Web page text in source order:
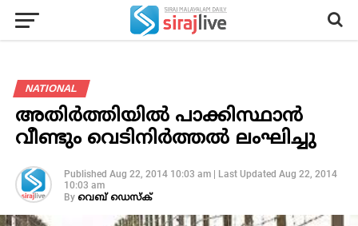
NATIONAL
അതിര്‍ത്തിയില്‍ പാക്കിസ്ഥാന്‍
വീണ്ടും വെടിനിര്‍ത്തല്‍ ലംഘിച്ചു
Published Aug 22, 2014 10:03 am| Last Updated Aug 22, 2014
10:03 am
By വെബ് ഡെസ്‌ക്